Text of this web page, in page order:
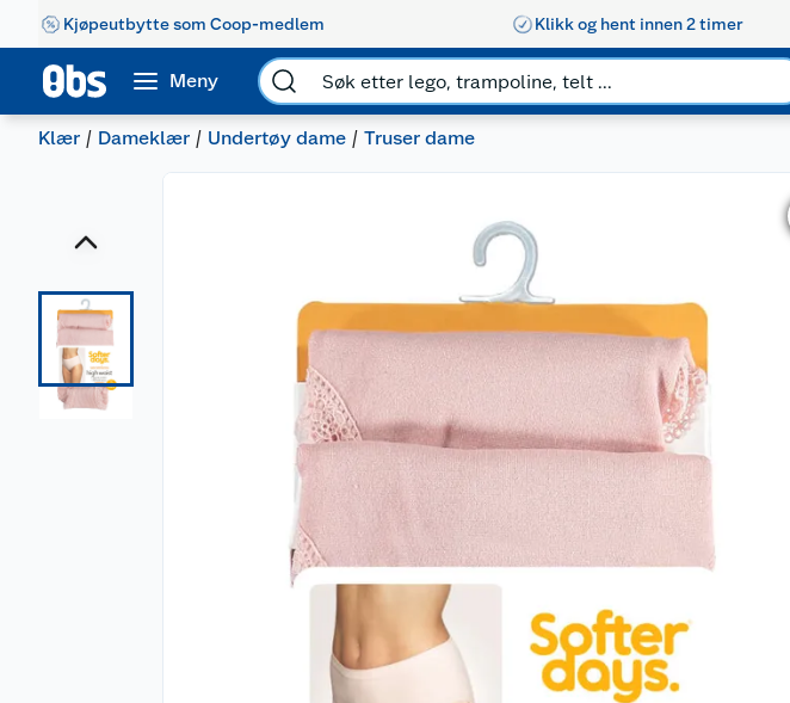
Kjøpeutbytte som Coop-medlem Klikk og hent innen 2 timer
Meny
Klær Dameklær Undertøy dame Truser dame